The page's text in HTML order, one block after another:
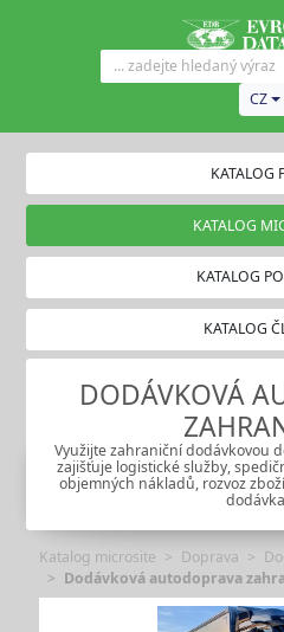
CZ
KATALOG
KATALOG
KATALOG
KATALOG
DODÁVKOVÁ
Využijte zahraniční dodávkovou
zajišťuje logistické služby,
objemných nákladů, rozvoz
Katalog microsite Doprava
Dodávková autodoprava